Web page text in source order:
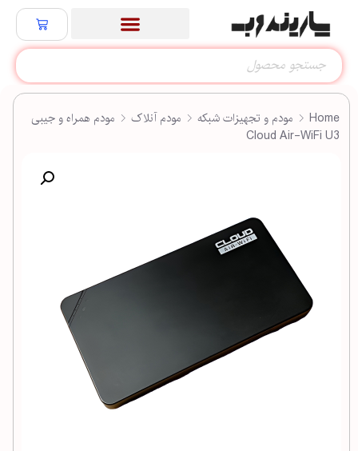
Home مودم و تجهیزات شبکه مودم آنلاک
مودم همراه و جیبی
Cloud Air-WiFi U3